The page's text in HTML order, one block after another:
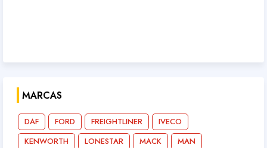
MARCAS
DAF FORD FREIGHTLINER
IVECO
KENWORTH
LONESTAR MACK
MAN